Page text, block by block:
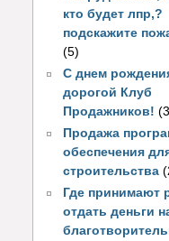
кто будет лпр,?
подскажите
(5)
С днем
дорогой Клуб
Продажников!
Продажа
обеспечения
строительства
Где принимают
отдать деньги